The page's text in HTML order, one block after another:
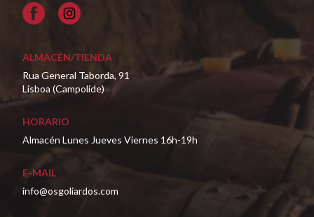
Facebook
ALMACÉN/TIENDA
Rua General Taborda, 91
Lisboa (Campolide)
HORARIO
Almacén Lunes Jueves Viernes 16h-19h
E-MAIL
info@osgoliardos.com